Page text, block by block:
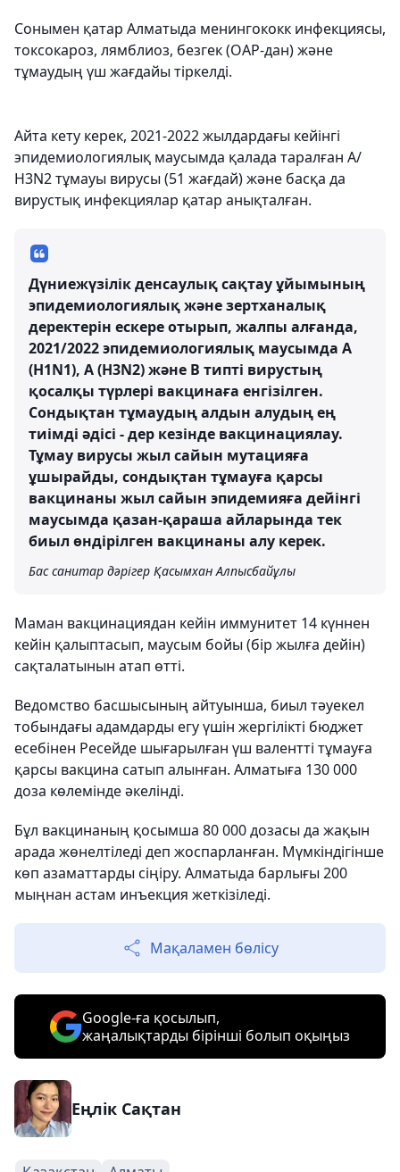
Сонымен қатар Алматыда менингококк инфекциясы,
токсокароз, лямблиоз, безгек (ОАР-дан) және
тұмаудың үш жағдайы тіркелді.
Айта кету керек, 2021-2022 жылдардағы кейінгі
эпидемиологиялық маусымда қалада таралған А/
Н3N2 тұмауы вирусы (51 жағдай) және басқа да
вирустық инфекциялар қатар анықталған.
Дүниежүзілік денсаулық сақтау ұйымының
эпидемиологиялық және зертханалық
деректерін ескере отырып, жалпы алғанда,
2021/2022 эпидемиологиялық маусымда А
(H1N1), A (H3N2) және В типті вирустың
қосалқы түрлері вакцинаға енгізілген.
Сондықтан тұмаудың алдын алудың ең
тиімді әдісі - дер кезінде вакцинациялау.
Тұмау вирусы жыл сайын мутацияға
ұшырайды, сондықтан тұмауға қарсы
вакцинаны жыл сайын эпидемияға дейінгі
маусымда қазан-қараша айларында тек
биыл өндірілген вакцинаны алу керек.
Бас санитар дәрігер Қасымхан Алпысбайұлы
Маман вакцинациядан кейін иммунитет 14 күннен
кейін қалыптасып, маусым бойы (бір жылға дейін)
сақталатынын атап өтті.
Ведомство басшысының айтуынша, биыл тәуекел
тобындағы адамдарды егу үшін жергілікті бюджет
есебінен Ресейде шығарылған үш валентті тұмауға
қарсы вакцина сатып алынған. Алматыға 130 000
доза көлемінде әкелінді.
Бұл вакцинаның қосымша 80 000 дозасы да жақын
арада жөнелтіледі деп жоспарланған. Мүмкіндігінше
көп азаматтарды сіңіру. Алматыда барлығы 200
мыңнан астам инъекция жеткізіледі.
Мақаламен бөлісу
Google-ға қосылып,
жаңалықтарды бірінші болып оқыңыз
Еңлік Сақтан